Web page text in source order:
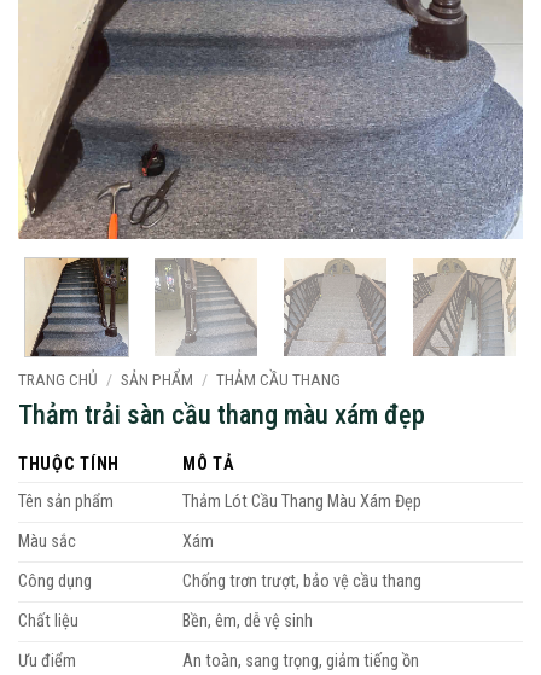
TRANG CHỦ / SẢN PHẨM / THẢM CẦU THANG
Thảm trải sàn cầu thang màu xám đẹp
THUỘC TÍNH
MÔ TẢ
Tên sản phẩm
Thảm Lót Cầu Thang Màu Xám Đẹp
Màu sắc
Xám
Công dụng
Chống trơn trượt, bảo vệ cầu thang
Chất liệu
Bền, êm, dễ vệ sinh
Ưu điểm
An toàn, sang trọng, giảm tiếng ồn